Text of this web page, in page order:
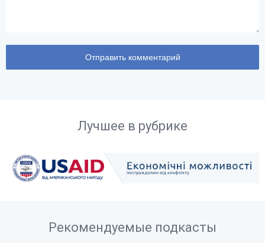
Лучшее в рубрике
Рекомендуемые подкасты